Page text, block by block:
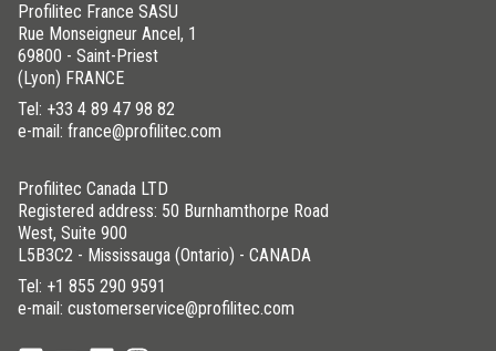
Profilitec France SASU
Rue Monseigneur Ancel, 1
69800 - Saint-Priest
(Lyon) FRANCE
Tel: +33 4 89 47 98 82
e-mail: france@profilitec.com
Profilitec Canada LTD
Registered address: 50 Burnhamthorpe Road
West, Suite 900
L5B3C2 - Mississauga (Ontario) - CANADA
Tel: +1 855 290 9591
e-mail: customerservice@profilitec.com